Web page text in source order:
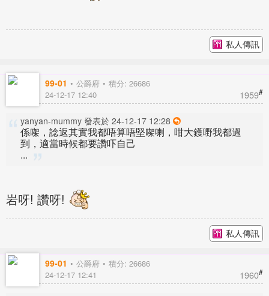
私人傳訊
99-01 公爵府 積分: 26686
1959#
24-12-17 12:40
yanyan-mummy 發表於 24-12-17 12:28
係㗎，諗返其實我都唔算唔堅㗎喇，咁大鑊嘢我都過
到，適當時候都要讚吓自己
...
岩呀! 讚呀!
私人傳訊
99-01 公爵府 積分: 26686
1960#
24-12-17 12:41